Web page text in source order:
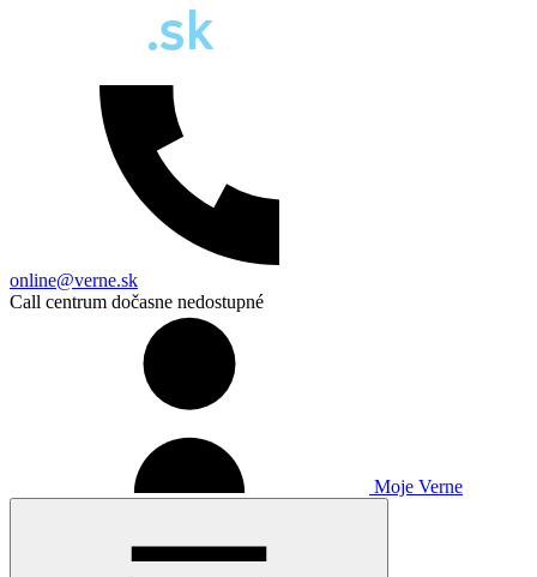
online@verne.sk
Call centrum dočasne nedostupné
Moje Verne